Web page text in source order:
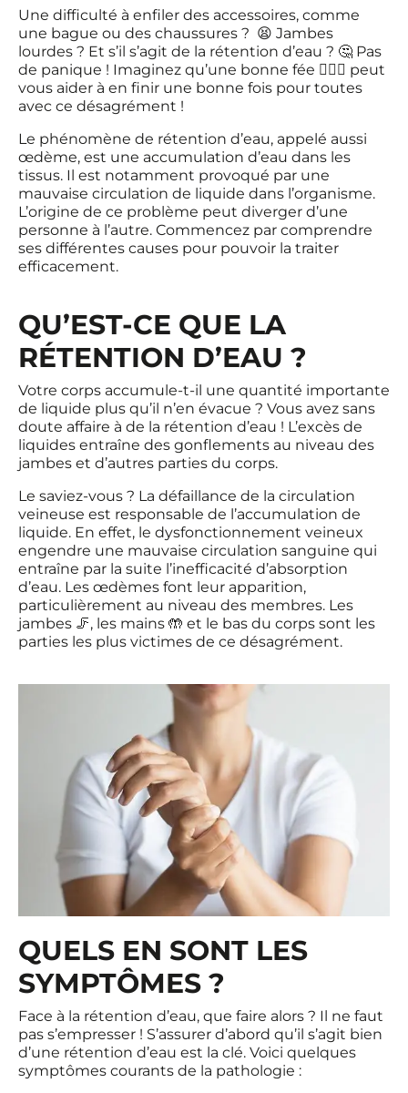
Une difficulté à enfiler des accessoires, comme
une bague ou des chaussures ? 😫 Jambes
lourdes ? Et s’il s’agit de la rétention d’eau ? 🤔 Pas
de panique ! Imaginez qu’une bonne fée 🧚🏼‍♀️ peut
vous aider à en finir une bonne fois pour toutes
avec ce désagrément !
Le phénomène de rétention d’eau, appelé aussi
œdème, est une accumulation d’eau dans les
tissus. Il est notamment provoqué par une
mauvaise circulation de liquide dans l’organisme.
L’origine de ce problème peut diverger d’une
personne à l’autre. Commencez par comprendre
ses différentes causes pour pouvoir la traiter
efficacement.
QU’EST-CE QUE LA
RÉTENTION D’EAU ?
Votre corps accumule-t-il une quantité importante
de liquide plus qu’il n’en évacue ? Vous avez sans
doute affaire à de la rétention d’eau ! L’excès de
liquides entraîne des gonflements au niveau des
jambes et d’autres parties du corps.
Le saviez-vous ? La défaillance de la circulation
veineuse est responsable de l’accumulation de
liquide. En effet, le dysfonctionnement veineux
engendre une mauvaise circulation sanguine qui
entraîne par la suite l’inefficacité d’absorption
d’eau. Les œdèmes font leur apparition,
particulièrement au niveau des membres. Les
jambes 🦵, les mains 🤲 et le bas du corps sont les
parties les plus victimes de ce désagrément.
QUELS EN SONT LES
SYMPTÔMES ?
Face à la rétention d’eau, que faire alors ? Il ne faut
pas s’empresser ! S’assurer d’abord qu’il s’agit bien
d’une rétention d’eau est la clé. Voici quelques
symptômes courants de la pathologie :